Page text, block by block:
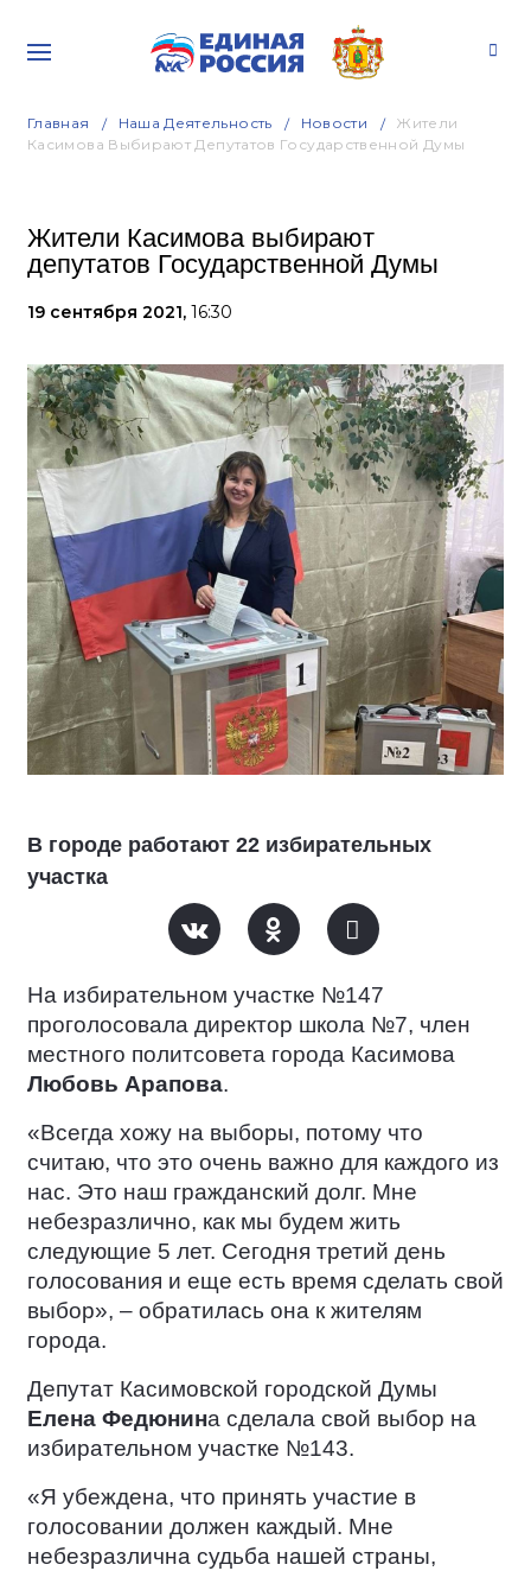
Главная Наша Деятельность Новости
Жители
Касимова Выбирают Депутатов Государственной Думы
Жители Касимова выбирают
депутатов Государственной Думы
19 сентября 2021, 16:30
В городе работают 22 избирательных
участка
На избирательном участке №147
проголосовала директор школа №7, член
местного политсовета города Касимова
Любовь Арапова.
«Всегда хожу на выборы, потому что
считаю, что это очень важно для каждого из
нас. Это наш гражданский долг. Мне
небезразлично, как мы будем жить
следующие 5 лет. Сегодня третий день
голосования и еще есть время сделать свой
выбор», – обратилась она к жителям
города.
Депутат Касимовской городской Думы
Елена Федюнина сделала свой выбор на
избирательном участке №143.
«Я убеждена, что принять участие в
голосовании должен каждый. Мне
небезразлична судьба нашей страны,